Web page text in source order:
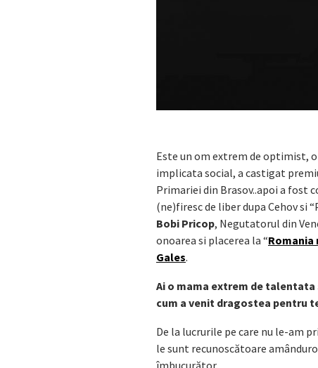
Este un om extrem de optimist,
implicata social, a castigat
Primariei din Brasov..apoi a fost
(ne)firesc de liber dupa Cehov si
Bobi Pricop, Negutatorul din
onoarea si placerea la “Romania
Gales.
Ai o mama extrem de
cum a venit dragostea pentru
De la lucrurile pe care nu le-am
le sunt recunoscătoare
îmbucurător.